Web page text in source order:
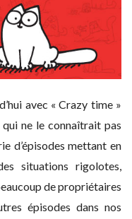
avec « Crazy time »
ne le connaîtrait pas
d’épisodes mettant en
situations rigolotes,
de propriétaires
épisodes dans nos